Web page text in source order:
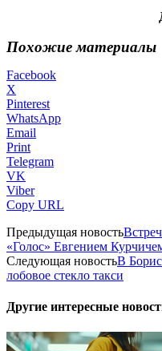
Похожие материалы
Facebook
X
Pinterest
WhatsApp
Email
Print
Telegram
VK
Viber
Copy URL
Предыдущая новость
«Голос» Евгением
Следующая новостьВ
лобовое стекло такси
Другие интересные